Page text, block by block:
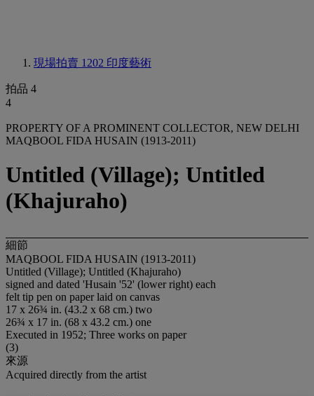
現場拍賣 1202 印度藝術
拍品 4
4
PROPERTY OF A PROMINENT COLLECTOR, NEW DELHI
MAQBOOL FIDA HUSAIN (1913-2011)
Untitled (Village); Untitled
(Khajuraho)
細節
MAQBOOL FIDA HUSAIN (1913-2011)
Untitled (Village); Untitled (Khajuraho)
signed and dated 'Husain '52' (lower right) each
felt tip pen on paper laid on canvas
17 x 26¾ in. (43.2 x 68 cm.) two
26¾ x 17 in. (68 x 43.2 cm.) one
Executed in 1952; Three works on paper
(3)
來源
Acquired directly from the artist